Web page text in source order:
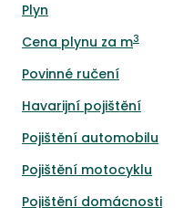
Plyn
Cena plynu za m3
Povinné ručení
Havarijní pojištění
Pojištění automobilu
Pojištění motocyklu
Pojištění domácnosti